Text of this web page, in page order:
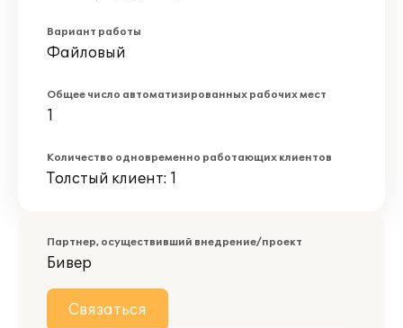
Вариант работы
Файловый
Общее число автоматизированных рабочих мест
1
Количество одновременно работающих клиентов
Толстый клиент: 1
Партнер, осуществивший внедрение/проект
Бивер
Связаться